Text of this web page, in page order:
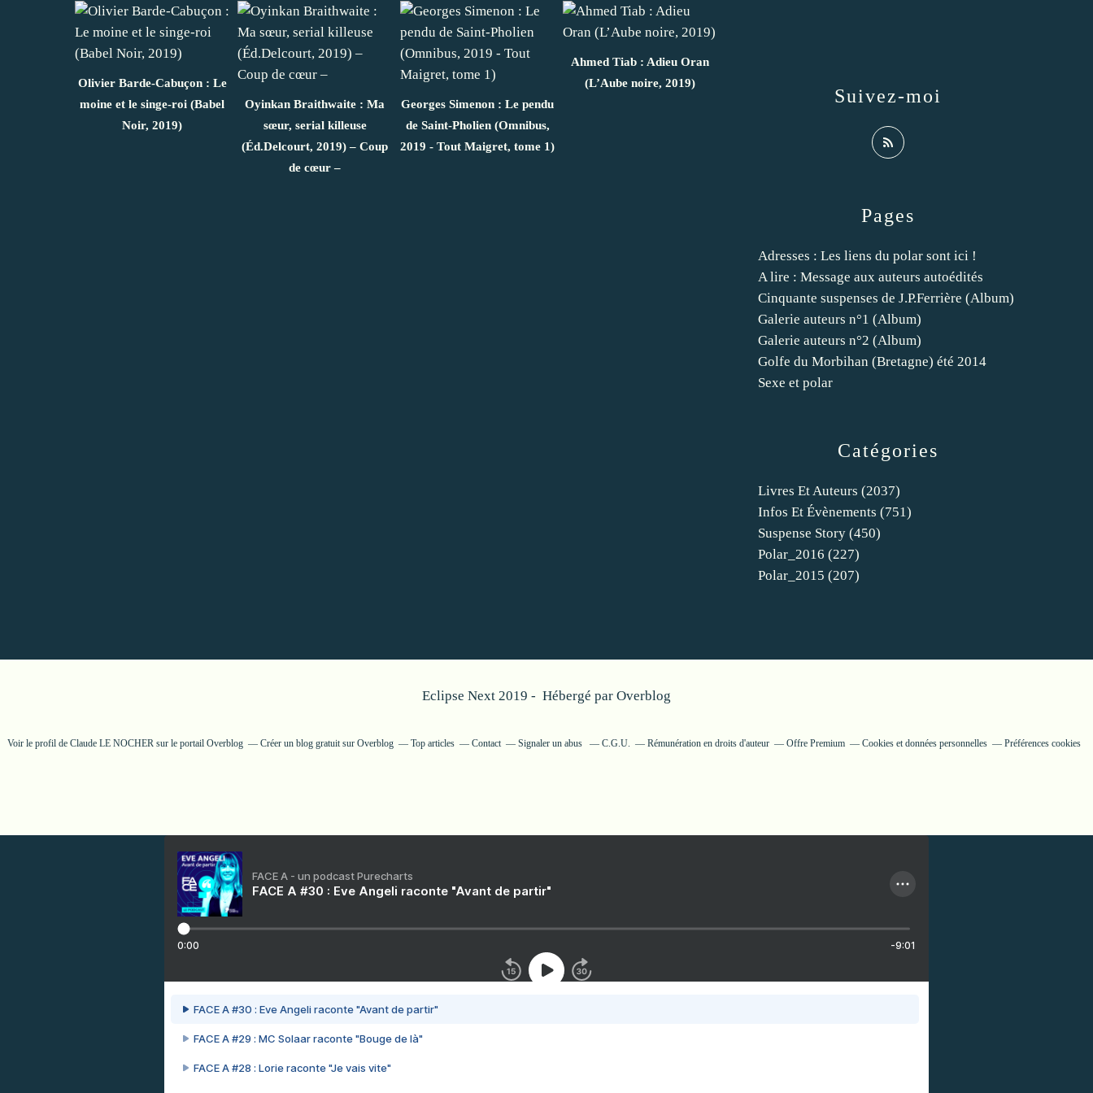
Olivier Barde-Cabuçon : Le
moine et le singe-roi (Babel
Noir, 2019)
Oyinkan Braithwaite : Ma
sœur, serial killeuse
(Éd.Delcourt, 2019) – Coup
de cœur –
Georges Simenon : Le pendu
de Saint-Pholien (Omnibus,
2019 - Tout Maigret, tome 1)
Ahmed Tiab : Adieu Oran
(L’Aube noire, 2019)
Catégories
Livres Et Auteurs (2037)
Infos Et Évènements (751)
Suspense Story (450)
Polar_2016 (227)
Polar_2015 (207)
Pages
Adresses : Les liens du polar sont ici !
A lire : Message aux auteurs autoédités
Cinquante suspenses de J.P.Ferrière (Album)
Galerie auteurs n°1 (Album)
Galerie auteurs n°2 (Album)
Golfe du Morbihan (Bretagne) été 2014
Sexe et polar
Suivez-moi
Eclipse Next 2019 - Hébergé par Overblog
Voir le profil de Claude LE NOCHER sur le portail Overblog Créer un blog gratuit sur Overblog Top articles Contact Signaler un abus C.G.U. Rémunération en droits d'auteur Offre Premium Cookies et données personnelles Préférences cookies
FACE A - un podcast Purecharts
FACE A #30 : Eve Angeli raconte "Avant de partir"
0:00 -9:01
FACE A #30 : Eve Angeli raconte "Avant de partir"
FACE A #29 : MC Solaar raconte "Bouge de là"
FACE A #28 : Lorie raconte "Je vais vite"